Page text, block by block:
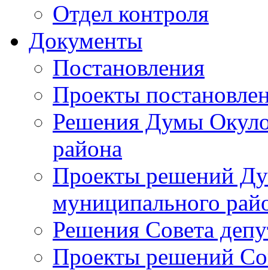
Отдел контроля
Документы
Постановления
Проекты
Решения Думы
района
Проекты решений
муниципального
Решения Совета
Проекты решений